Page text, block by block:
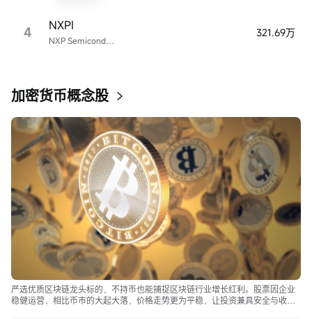
4 NXP Semiconductors
NXPI 321.69万
加密货币概念股
严选优质区块链龙头标的，不持币也能捕捉区块链行业增长红利。股票因企业
稳健运营，相比币市的大起大落，价格走势更为平稳，让投资兼具安全与收